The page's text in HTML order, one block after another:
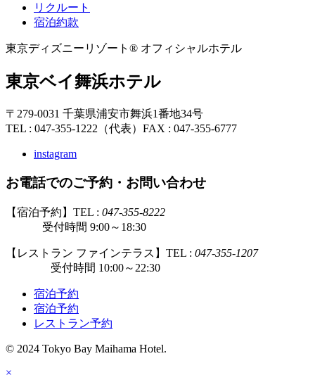
リクルート
宿泊約款
東京ディズニーリゾート® オフィシャルホテル
東京ベイ舞浜ホテル
〒279-0031 千葉県浦安市舞浜1番地34号
TEL : 047-355-1222（代表） FAX : 047-355-6777
instagram
お電話でのご予約・お問い合わせ
【宿泊予約】TEL : 047-355-8222
受付時間 9:00～18:30
【レストラン ファインテラス】TEL : 047-355-1207
受付時間 10:00～22:30
宿泊予約
宿泊予約
レストラン予約
© 2024 Tokyo Bay Maihama Hotel.
×